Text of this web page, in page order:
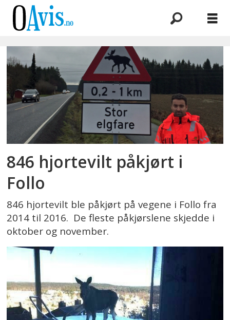
Emne:
vilt
846 hjortevilt påkjørt i
Follo
846 hjortevilt ble påkjørt på vegene i Follo fra
2014 til 2016. De fleste påkjørslene skjedde i
oktober og november.